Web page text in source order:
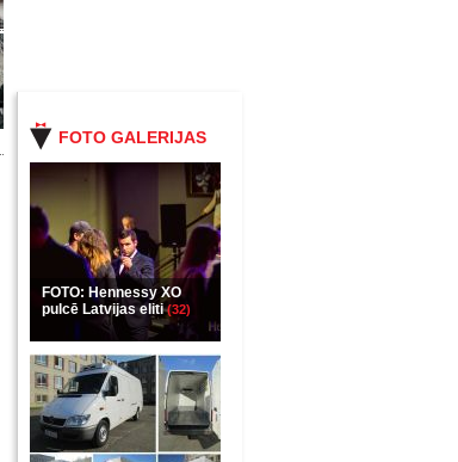
FOTO GALERIJAS
FOTO: Hennessy XO
pulcē Latvijas eliti(32)